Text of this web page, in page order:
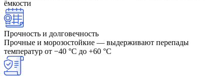
ёмкости
Прочность и долговечность
Прочные и морозостойкие — выдерживают перепады
температур от −40 °C до +60 °C